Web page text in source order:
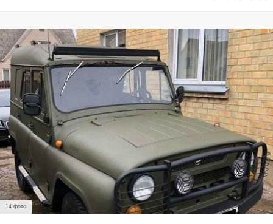
14 фото